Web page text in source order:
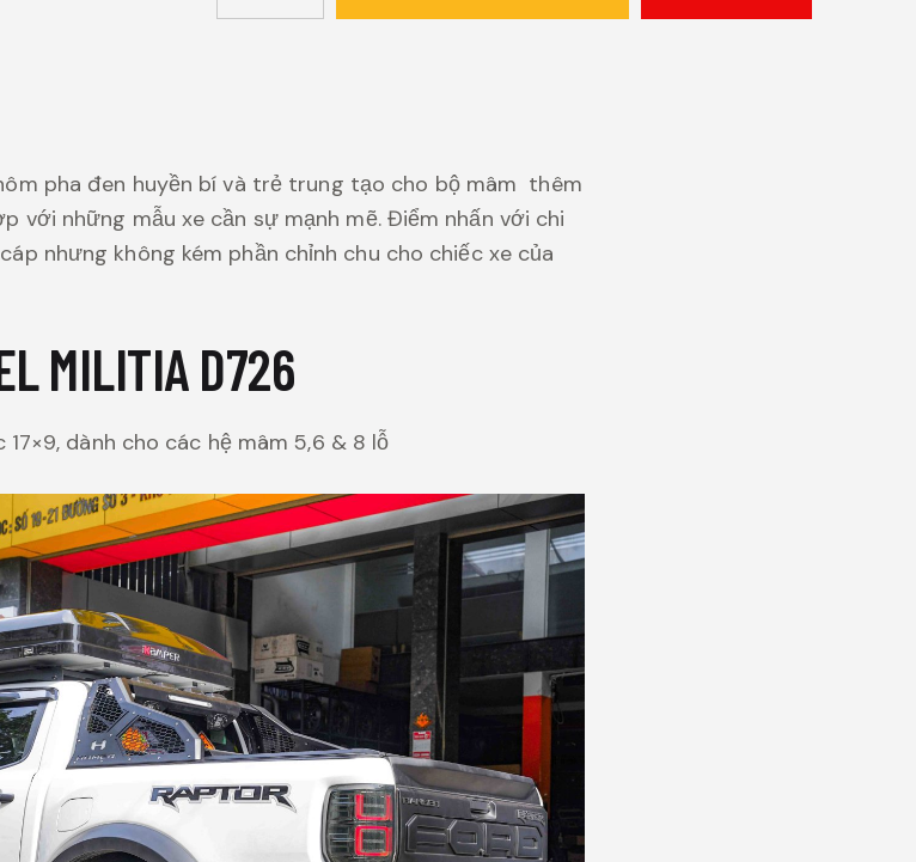
pha đen huyền bí và trẻ trung tạo cho bộ mâm thêm
với những mẫu xe cần sự mạnh mẽ. Điểm nhấn với chi
nhưng không kém phần chỉnh chu cho chiếc xe của
MILITIA D726
dành cho các hệ mâm 5,6 & 8 lỗ